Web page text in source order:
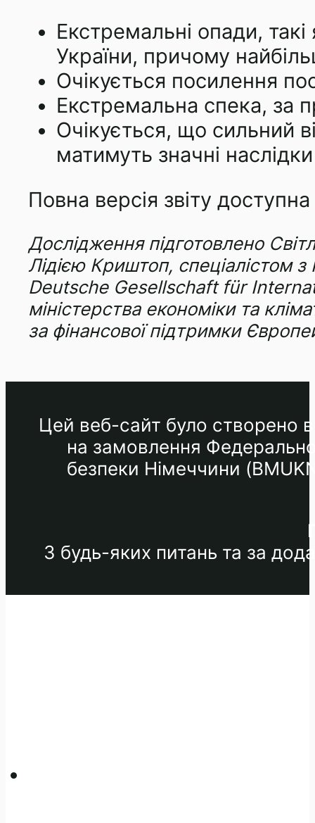
Екстремальні опади,
України, причому
Очікується посилення
Екстремальна спека, за
Очікується, що сильний
матимуть значні
Повна версія звіту
Дослідження підготовлено
Лідією Криштоп, спеціалістом
Deutsche Gesellschaft für
міністерства економіки та
за фінансової підтримки
Цей веб-сайт було створено
на замовлення
безпеки Німеччини
З будь-яких питань та за